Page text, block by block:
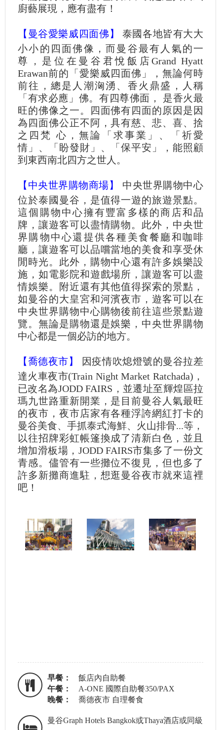
廚藝展現，應有盡有！
【曼谷愛樂威四面佛】
泰國各地皆有大大
小小的四面佛像，而曼谷最有人氣的一
尊，是位在曼谷君悅飯店Grand Hyatt
Erawan前的「愛樂威四面佛」，無論何時
前往，總是人潮洶湧、香火鼎盛，人稱
「有求必應」佛。有四尊佛面， 是香火最
旺的佛像之一。四面佛有四面的原因是因
為四面佛公正不阿，具有慈、悲、喜、捨
之四梵 心，無論「求事業」、「祈愛
情」、「盼發財」、「保平安」，能照顧
到東西南北四方之世人。
【中央世界購物商場】 中央世界購物中心
位於泰國曼谷，是值得一遊的旅遊景點。
這個購物中心擁有豐富多樣的商店和品
牌，讓遊客可以盡情購物。此外，中央世
界購物中心還提供各種美食餐廳和咖啡
廳，讓遊客可以品嚐當地的美食和享受休
閒時光。此外，購物中心還有許多娛樂設
施，如電影院和遊戲場所，讓遊客可以盡
情娛樂。附近還有其他值得探索的景點，
如曼谷的大皇宮和河濱夜市，遊客可以在
中央世界購物中心購物後前往這些景點遊
覽。無論是購物還是娛樂，中央世界購物
中心都是一個必訪的地方。
【喬德夜市】
因疫情吹熄燈號的曼谷拉差
達火車夜市(Train Night Market Ratchada)，
已改名為JODD FAIRS，並遷址至輝煌區拉
瑪九世路重新開業，是目前曼谷人氣最旺
的夜市，夜市店家有各種浮誇網紅打卡的
曼谷美食、手抓泰式海鮮、火山排骨...等，
以往招牌彩虹帳篷換成了清新白色，並且
增加滑板場，JODD FAIRS市集多了一份文
青感。儘管有一些攤位不復見，但也多了
許多新攤商進駐，想逛曼谷夜市就來這裡
吧！
早餐：
飯店內自助餐
午餐：
A-ONE 國際自助餐350/PAX
晚餐：
喬德夜市 自理餐食
曼谷Graph Hotels Bangkok或Thaya酒店或同級